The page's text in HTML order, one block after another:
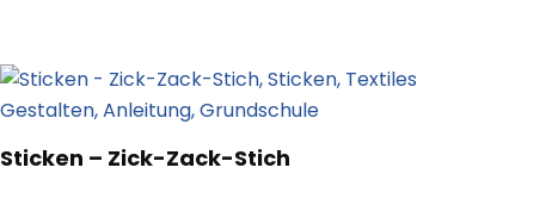
Sticken – Zick-Zack-Stich